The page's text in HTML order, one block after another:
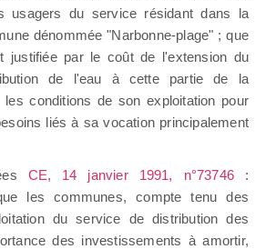
usagers du service résidant dans la
dénommée "Narbonne-plage" ; que
justifiée par le coût de l'extension du
de l'eau à cette partie de la
conditions de son exploitation pour
liés à sa vocation principalement
CE, 14 janvier 1991, n°73746:
les communes, compte tenu des
du service de distribution des
des investissements à amortir,